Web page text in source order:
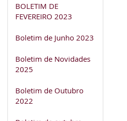
BOLETIM DE
FEVEREIRO 2023
Boletim de Junho 2023
Boletim de Novidades
2025
Boletim de Outubro
2022